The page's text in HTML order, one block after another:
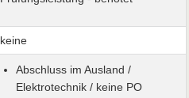
keine
Abschluss im Ausland /
Elektrotechnik / keine PO